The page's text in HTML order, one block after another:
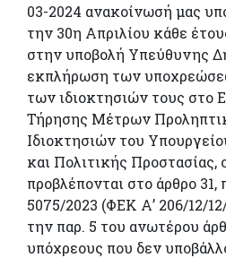
03-2024 ανακοίνωσή μας
την 30η Απριλίου κάθε
στην υποβολή Υπεύθυνης
εκπλήρωση των
των ιδιοκτησιών τους στο
Τήρησης Μέτρων
Ιδιοκτησιών του
και Πολιτικής
προβλέπονται στο άρθρο 31,
5075/2023 (ΦΕΚ Α’ 206/12/
την παρ. 5 του ανωτέρου
υπόχρεους που δεν